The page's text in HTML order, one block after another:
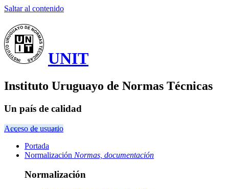
Saltar al contenido
UNIT
Instituto Uruguayo de Normas Técnicas
Un país de calidad
Acceso de usuario
Portada
Normalización Normas, documentación
Normalización